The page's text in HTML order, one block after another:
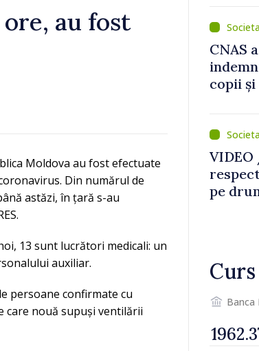
au fost
Moldova au fost efectuate
Din numărul de
astăzi, în țară s-au
13 sunt lucrători medicali: un
auxiliar.
persoane confirmate cu
care nouă supuși ventilării
CNAS
copii
pe
Banca